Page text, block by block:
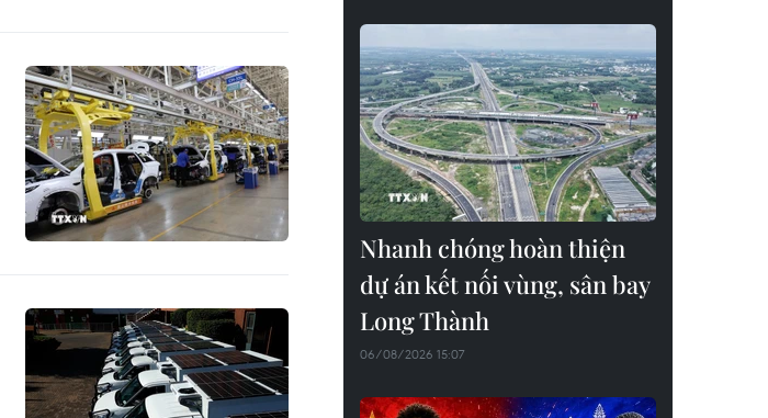
Nhanh chóng hoàn thiện
dự án kết nối vùng, sân bay
Long Thành
06/08/2026 15:07